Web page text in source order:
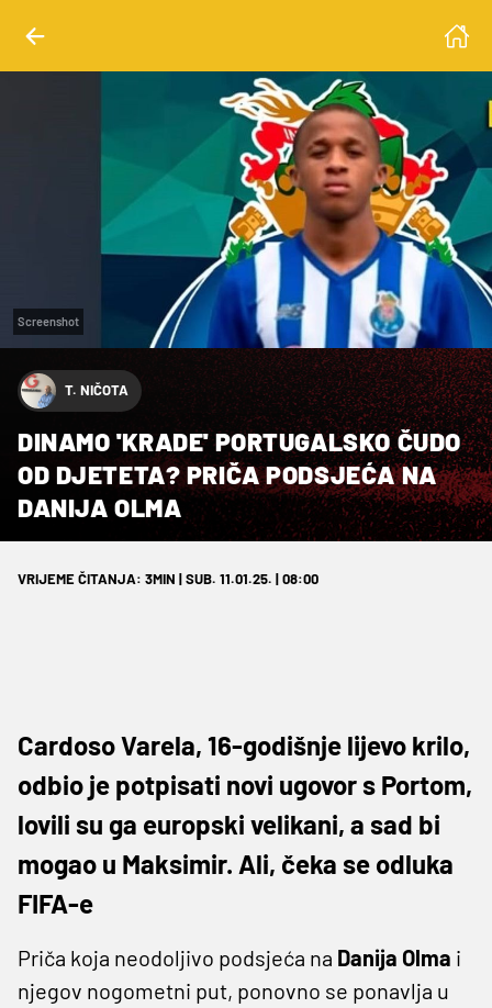
Screenshot
T. NIČOTA
DINAMO 'KRADE' PORTUGALSKO ČUDO
OD DJETETA? PRIČA PODSJEĆA NA
DANIJA OLMA
VRIJEME ČITANJA: 3MIN | SUB. 11.01.25. | 08:00
Cardoso Varela, 16-godišnje lijevo krilo,
odbio je potpisati novi ugovor s Portom,
lovili su ga europski velikani, a sad bi
mogao u Maksimir. Ali, čeka se odluka
FIFA-e
Priča koja neodoljivo podsjeća na Danija Olma i
njegov nogometni put, ponovno se ponavlja u